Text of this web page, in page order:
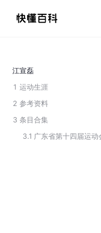
江宣磊
1 运动生涯
2 参考资料
3 条目合集
3.1